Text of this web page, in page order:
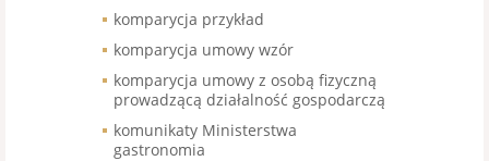
komparycja przykład
komparycja umowy wzór
komparycja umowy z osobą fizyczną
prowadzącą działalność gospodarczą
komunikaty Ministerstwa
gastronomia